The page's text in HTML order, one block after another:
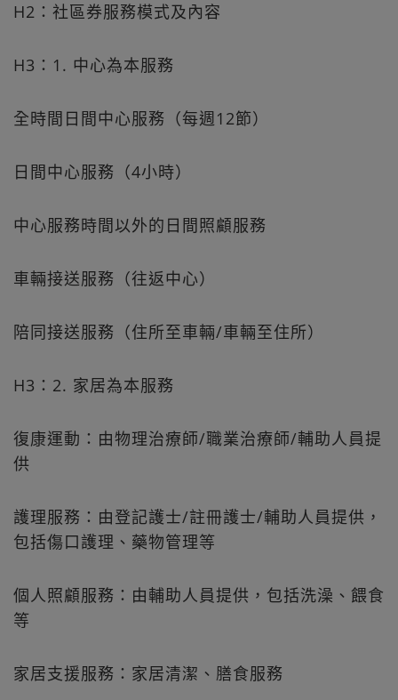
H2：社區券服務模式及內容
H3：1. 中心為本服務
全時間日間中心服務（每週12節）
日間中心服務（4小時）
中心服務時間以外的日間照顧服務
車輛接送服務（往返中心）
陪同接送服務（住所至車輛/車輛至住所）
H3：2. 家居為本服務
復康運動：由物理治療師/職業治療師/輔助人員提
供
護理服務：由登記護士/註冊護士/輔助人員提供，
包括傷口護理、藥物管理等
個人照顧服務：由輔助人員提供，包括洗澡、餵食
等
家居支援服務：家居清潔、膳食服務